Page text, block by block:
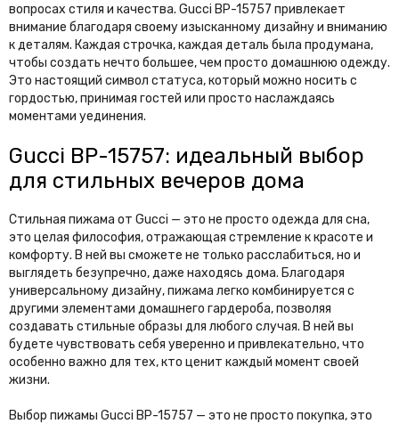
вопросах стиля и качества. Gucci BP-15757 привлекает
внимание благодаря своему изысканному дизайну и вниманию
к деталям. Каждая строчка, каждая деталь была продумана,
чтобы создать нечто большее, чем просто домашнюю одежду.
Это настоящий символ статуса, который можно носить с
гордостью, принимая гостей или просто наслаждаясь
моментами уединения.
Gucci BP-15757: идеальный выбор
для стильных вечеров дома
Стильная пижама от Gucci — это не просто одежда для сна,
это целая философия, отражающая стремление к красоте и
комфорту. В ней вы сможете не только расслабиться, но и
выглядеть безупречно, даже находясь дома. Благодаря
универсальному дизайну, пижама легко комбинируется с
другими элементами домашнего гардероба, позволяя
создавать стильные образы для любого случая. В ней вы
будете чувствовать себя уверенно и привлекательно, что
особенно важно для тех, кто ценит каждый момент своей
жизни.
Выбор пижамы Gucci BP-15757 — это не просто покупка, это